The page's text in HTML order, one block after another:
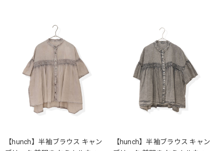
【hunch】半袖ブラウス キャン
【hunch】半袖ブラウス キャン